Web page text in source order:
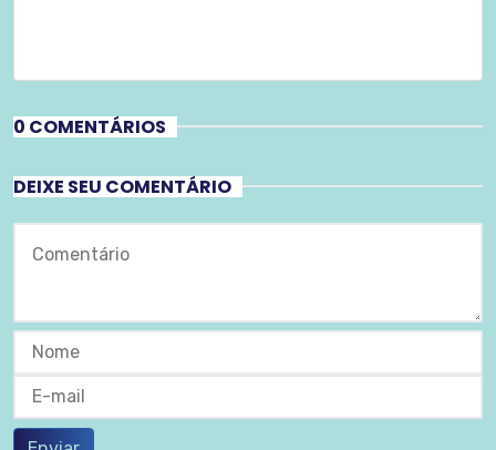
0 COMENTÁRIOS
DEIXE SEU COMENTÁRIO